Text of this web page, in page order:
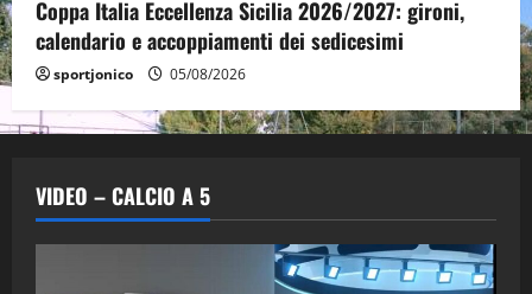
Coppa Italia Eccellenza Sicilia 2026/2027: gironi,
calendario e accoppiamenti dei sedicesimi
sportjonico 05/08/2026
VIDEO – CALCIO A 5